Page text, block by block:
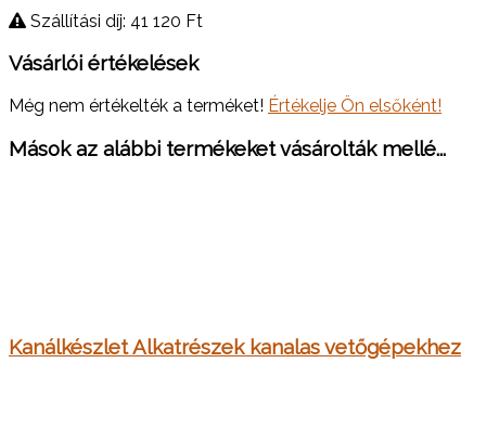
Szállítási díj: 41 120 Ft
Vásárlói értékelések
Még nem értékelték a terméket! Értékelje Ön elsőként!
Mások az alábbi termékeket vásárolták mellé...
Kanálkészlet Alkatrészek kanalas vetőgépekhez